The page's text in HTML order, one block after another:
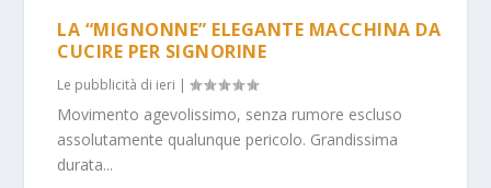
LA “MIGNONNE” ELEGANTE MACCHINA DA
CUCIRE PER SIGNORINE
Le pubblicità di ieri |
Movimento agevolissimo, senza rumore escluso
assolutamente qualunque pericolo. Grandissima
durata...